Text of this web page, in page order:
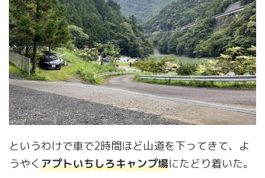
というわけで車で2時間ほど山道を下ってきて、よ
うやく アプトいちしろキャンプ場にたどり着いた。